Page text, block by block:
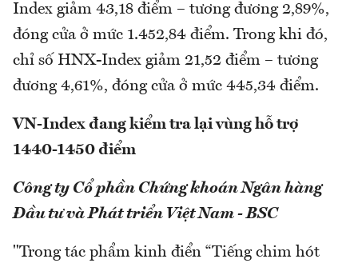
Index giảm 43,18 điểm – tương đương 2,89%,
đóng cửa ở mức 1.452,84 điểm. Trong khi đó,
chỉ số HNX-Index giảm 21,52 điểm – tương
đương 4,61%, đóng cửa ở mức 445,34 điểm.
VN-Index đang kiểm tra lại vùng hỗ trợ
1440-1450 điểm
Công ty Cổ phần Chứng khoán Ngân hàng
Đầu tư và Phát triển Việt Nam - BSC
"Trong tác phẩm kinh điển “Tiếng chim hót